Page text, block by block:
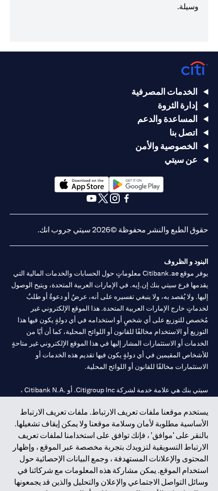
وسيلة.
يستخدم موقعنا ملفات تعريف الارتباط. ملفات تعريف الارتباط
الأساسية مطلوبة لأمان وسلامة موقعنا ولا يمكن إيقاف تشغيلها.
بالنقر على 'موافق' ، فإنك توافق على استخدامنا لملفات تعريف
الارتباط التسويقية لتزويدك بتجربة مخصصة عبر الموقع ، وإظهار
المحتوى والإعلانات المستهدفة ، وجمع البيانات الإحصائية حول
استخدام الموقع. يمكن مشاركة هذه المعلومات مع شركائنا في
وسائل التواصل الاجتماعي والإعلان والتحليل والذين قد يجمعونها
الخدمات المصرفية
إدارة الثروة
المساعدة والدعم
اتصل بنا
الخصوصية والأمن
عن سيتي
opens in a new tab
opens in a new tab
حقوق الطبع والنشر محفوظة ©2026 سيتي جروب انك.
البنود و الظروف
يوفر موقع Citibank.ae معلوماتٍ حول الحسابات والخدمات المالية التي
يقدمها فرع سيتي بنك إن.إيه. في الإمارات العربية المتحدة، ويتيح الوصول
إليها. ولا يُقصد به، ولا ينبغي تفسيره على أنه، عرضٌ أو دعوةٌ أو طلبٌ
لخدماتٍ خارج الإمارات العربية المتحدة. هذا الموقع الإلكتروني غير
مُخصص للتوزيع على أي شخصٍ أو استخدامه في أي دولةٍ يكون فيها هذا
التوزيع أو الاستخدام مخالفًا للقانون أو اللوائح المحلية، كما أن أيًا من
الخدمات أو الاستثمارات المشار إليها في هذا الموقع الإلكتروني غير متاحةٍ
للأشخاص المقيمين في أي دولةٍ يكون فيها تقديم هذه الخدمات أو
الاستثمارات مخالفًا للقانون أو اللوائح المحلية.
سيتي بنك هي علامة خدمة لشركة Citigroup Inc. أو .Citibank N.A ،
سيتي بنك إن. إيه. الإمارات مسجل لدى مصرف الإمارات المركزي تحت
أرقام التراخيص 202563 لفرع الوصل في دبي، 531989 لفرع مول
الإمارات في دبي، و CN-1002019 لفرع أبوظبي. هاتف: 4000 311 04.
فرع سيتي بنك إن إيه - الإمارات العربية المتحدة مرخص من مصرف
الإمارات العربية المتحدة المركزي كفرع لبنك أجنبي.
سيتي بنك إن إيه الإمارات العربية المتحدة مرخص من هيئة الأوراق المالية